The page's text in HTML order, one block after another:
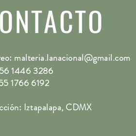
malteria.lanacional@gmail.com
1446 3286
1766 6192
Iztapalapa, CDMX